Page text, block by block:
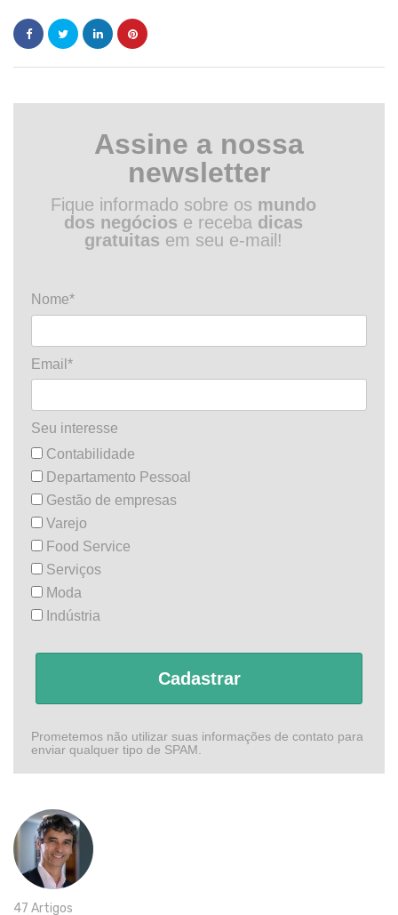
Assine a nossa
newsletter
Fique informado sobre os mundo
dos negócios e receba dicas
gratuitas em seu e-mail!
Nome*
Email*
Seu interesse
Contabilidade
Departamento Pessoal
Gestão de empresas
Varejo
Food Service
Serviços
Moda
Indústria
Cadastrar
Prometemos não utilizar suas informações de contato para
enviar qualquer tipo de SPAM.
47 Artigos